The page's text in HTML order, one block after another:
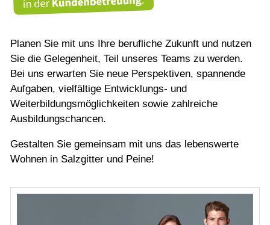
Planen Sie mit uns Ihre berufliche Zukunft und nutzen
Sie die Gelegenheit, Teil unseres Teams zu werden.
Bei uns erwarten Sie neue Perspektiven, spannende
Aufgaben, vielfältige Entwicklungs- und
Weiterbildungsmöglichkeiten sowie zahlreiche
Ausbildungschancen.
Gestalten Sie gemeinsam mit uns das lebenswerte
Wohnen in Salzgitter und Peine!